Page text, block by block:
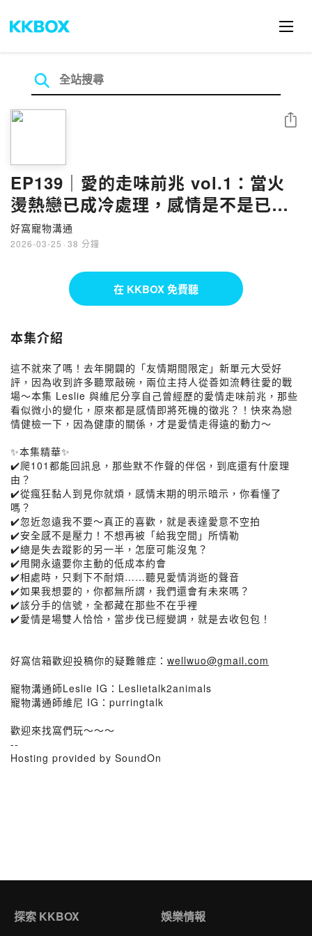
EP139｜愛的走味前兆 vol.1：當火
燙熱戀已成冷處理，感情是不是已走
到插管末期？
好窩寵物溝通
2026-03-25 · 38 分鐘
分享
在 KKBOX 免費聽
本集介紹
這不就來了嗎！去年開闢的「友情期間限定」新單元大受好
評，因為收到許多聽眾敲碗，兩位主持人從善如流轉往愛的戰
場～本集 Leslie 與維尼分享自己曾經歷的愛情走味前兆，那些
看似微小的變化，原來都是感情即將死機的徵兆？！快來為戀
情健檢一下，因為健康的關係，才是愛情走得遠的動力～
✨本集精華✨
✔️爬101都能回訊息，那些默不作聲的伴侶，到底還有什麼理
由？
✔️從瘋狂黏人到見你就煩，感情末期的明示暗示，你看懂了
嗎？
✔️忽近忽遠我不要～真正的喜歡，就是表達愛意不空拍
✔️安全感不是壓力！不想再被「給我空間」所情勒
✔️總是失去蹤影的另一半，怎麼可能沒鬼？
✔️甩開永遠要你主動的低成本約會
✔️相處時，只剩下不耐煩……聽見愛情消逝的聲音
✔️如果我想要的，你都無所謂，我們還會有未來嗎？
✔️該分手的信號，全都藏在那些不在乎裡
✔️愛情是場雙人恰恰，當步伐已經變調，就是去收包包！
好窩信箱歡迎投稿你的疑難雜症： wellwuo@gmail.com
寵物溝通師Leslie IG：Leslietalk2animals
寵物溝通師維尼 IG：purringtalk
歡迎來找窩們玩～～～
--
Hosting provided by SoundOn
探索 KKBOX 娛樂情報